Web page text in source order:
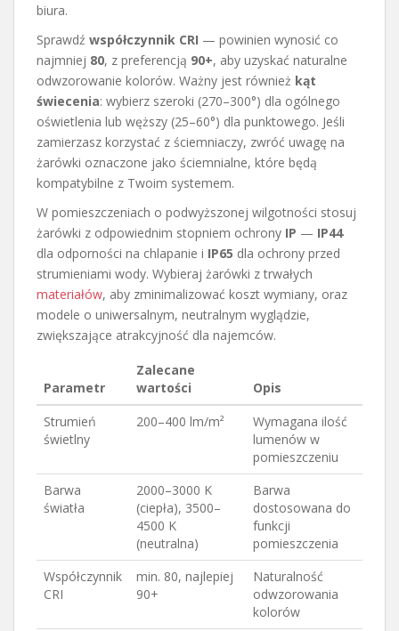
biura.
Sprawdź współczynnik CRI — powinien wynosić co
najmniej 80, z preferencją 90+, aby uzyskać naturalne
odwzorowanie kolorów. Ważny jest również kąt
świecenia: wybierz szeroki (270–300°) dla ogólnego
oświetlenia lub węższy (25–60°) dla punktowego. Jeśli
zamierzasz korzystać z ściemniaczy, zwróć uwagę na
żarówki oznaczone jako ściemnialne, które będą
kompatybilne z Twoim systemem.
W pomieszczeniach o podwyższonej wilgotności stosuj
żarówki z odpowiednim stopniem ochrony IP — IP44
dla odporności na chlapanie i IP65 dla ochrony przed
strumieniami wody. Wybieraj żarówki z trwałych
materiałów, aby zminimalizować koszt wymiany, oraz
modele o uniwersalnym, neutralnym wyglądzie,
zwiększające atrakcyjność dla najemców.
Parametr
Zalecane
wartości
Opis
Strumień
świetlny
200–400 lm/m²
Wymagana ilość
lumenów w
pomieszczeniu
Barwa
światła
2000–3000 K
(ciepła), 3500–
4500 K
(neutralna)
Barwa
dostosowana do
funkcji
pomieszczenia
Współczynnik
CRI
min. 80, najlepiej
90+
Naturalność
odwzorowania
kolorów